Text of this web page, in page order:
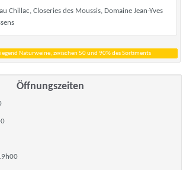
Chillac, Closeries des Moussis, Domaine Jean-Yves
Naturweine, zwischen 50 und 90% des Sortiments
Öffnungszeiten